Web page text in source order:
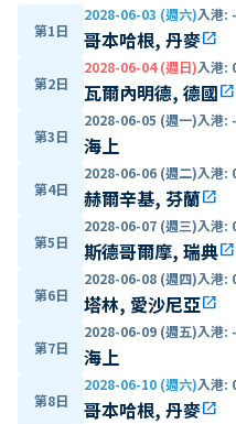
第1日
2028-06-03 (週六)入港: -
哥本哈根, 丹麥open_in_new
第2日
2028-06-04 (週日)入港:
瓦爾內明德, 德國open_in_new
第3日
2028-06-05 (週一)入港: -
海上
第4日
2028-06-06 (週二)入港:
赫爾辛基, 芬蘭open_in_new
第5日
2028-06-07 (週三)入港:
斯德哥爾摩, 瑞典open_in_new
第6日
2028-06-08 (週四)入港:
塔林, 愛沙尼亞open_in_new
第7日
2028-06-09 (週五)入港: -
海上
第8日
2028-06-10 (週六)入港:
哥本哈根, 丹麥open_in_new